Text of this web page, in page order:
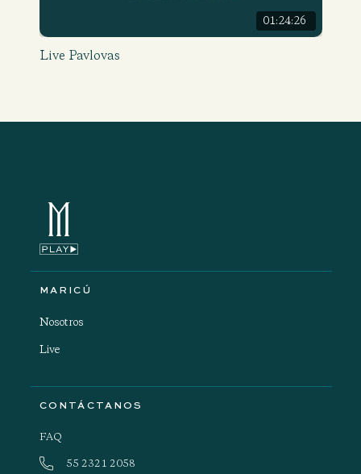
01:24:26
Live Pavlovas
MARICÚ
Nosotros
Live
CONTÁCTANOS
FAQ
55 2321 2058